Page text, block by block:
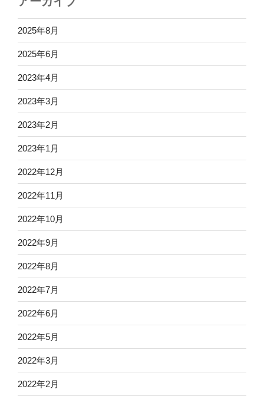
2025年8月
2025年6月
2023年4月
2023年3月
2023年2月
2023年1月
2022年12月
2022年11月
2022年10月
2022年9月
2022年8月
2022年7月
2022年6月
2022年5月
2022年3月
2022年2月